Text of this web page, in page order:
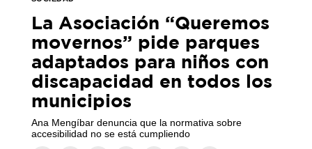
La Asociación “Queremos
movernos” pide parques
adaptados para niños con
discapacidad en todos los
municipios
Ana Mengíbar denuncia que la normativa sobre
accesibilidad no se está cumpliendo